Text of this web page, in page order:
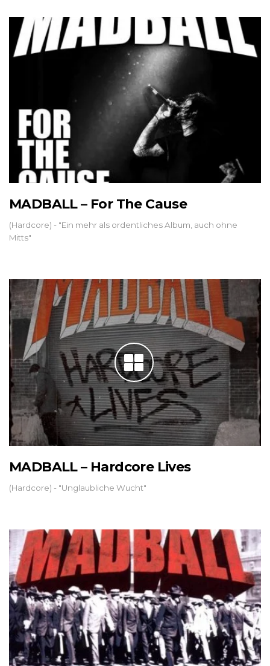
MADBALL – For The Cause
(Hardcore) - "Ein mehr als ordentliches Album, auch ohne
Mitts"
MADBALL – Hardcore Lives
(Hardcore) - "Unglaubliche Wucht"